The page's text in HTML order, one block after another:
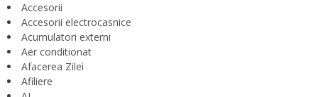
Accesorii
Accesorii electrocasnice
Acumulatori externi
Aer conditionat
Afacerea Zilei
Afiliere